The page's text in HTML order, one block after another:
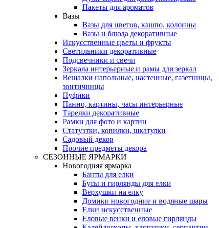
Пакеты для ароматов
Вазы
Вазы для цветов, кашпо, колонны
Вазы и блюда декоративные
Искусственные цветы и фрукты
Светильники декоративные
Подсвечники и свечи
Зеркала интерьерные и рамы для зеркал
Вешалки напольные, настенные, газетницы,
зонтичницы
Пуфики
Панно, картины, часы интерьерные
Тарелки декоративные
Рамки для фото и картин
Статуэтки, копилки, шкатулки
Садовый декор
Прочие предметы декора
СЕЗОННЫЕ ЯРМАРКИ
Новогодняя ярмарка
Банты для елки
Бусы и гирлянды для елки
Верхушки на елку
Домики новогодние и водяные шары
Елки искусственные
Еловые венки и еловые гирлянды